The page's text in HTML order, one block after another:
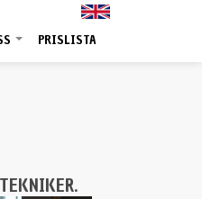
PRISLISTA